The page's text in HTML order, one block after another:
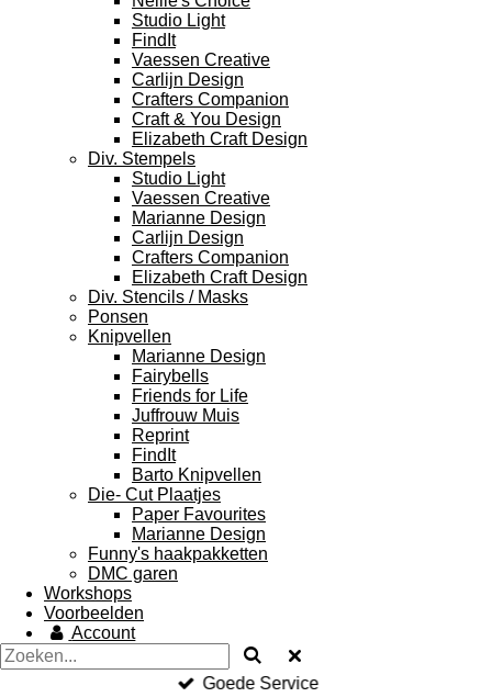
Studio Light
FindIt
Vaessen Creative
Carlijn Design
Crafters Companion
Craft & You Design
Elizabeth Craft Design
Div. Stempels
Studio Light
Vaessen Creative
Marianne Design
Carlijn Design
Crafters Companion
Elizabeth Craft Design
Div. Stencils / Masks
Ponsen
Knipvellen
Marianne Design
Fairybells
Friends for Life
Juffrouw Muis
Reprint
FindIt
Barto Knipvellen
Die- Cut Plaatjes
Paper Favourites
Marianne Design
Funny's haakpakketten
DMC garen
Workshops
Voorbeelden
Account
Goede Service